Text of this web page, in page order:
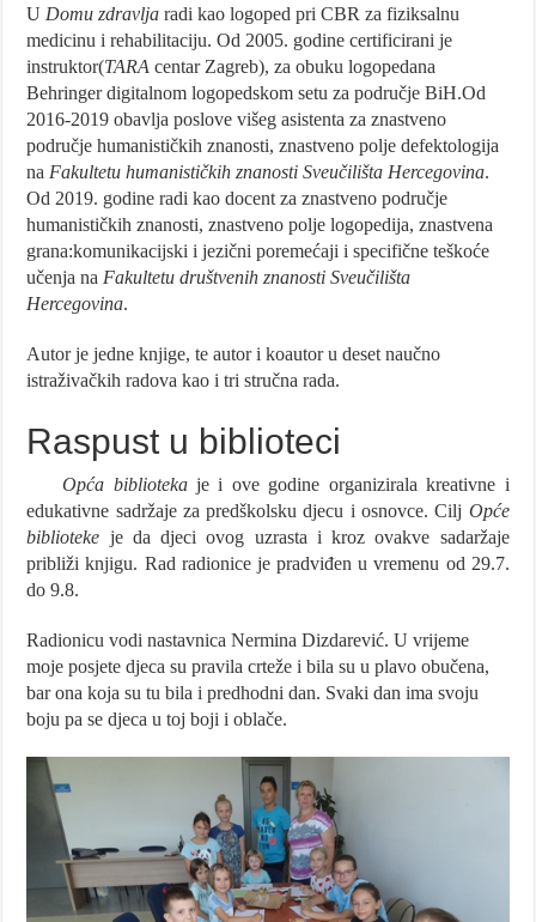
UDomu zdravlja radi kao logoped pri CBR za fiziksalnu
medicinu i rehabilitaciju. Od 2005. godine certificirani je
instruktor(TARA centar Zagreb), za obuku logopedana
Behringer digitalnom logopedskom setu za područje BiH.Od
2016-2019 obavlja poslove višeg asistenta za znastveno
područje humanističkih znanosti, znastveno polje defektologija
naFakultetu humanističkih znanosti Sveučilišta Hercegovina.
Od 2019. godine radi kao docent za znastveno područje
humanističkih znanosti, znastveno polje logopedija, znastvena
grana:komunikacijski i jezični poremećaji i specifične teškoće
učenja naFakultetu društvenih znanosti Sveučilišta
Hercegovina.
Autor je jedne knjige, te autor i koautor u deset naučno
istraživačkih radova kao i tri stručna rada.
Raspust u biblioteci
Opća bibliotekaje i ove godine organizirala kreativne i
edukativne sadržaje za predškolsku djecu i osnovce. Cilj Opće
biblioteke je da djeci ovog uzrasta i kroz ovakve sadaržaje
približi knjigu. Rad radionice je pradviđen u vremenu od 29.7.
do 9.8.
Radionicu vodi nastavnica Nermina Dizdarević. U vrijeme
moje posjete djeca su pravila crteže i bila su u plavo obučena,
bar ona koja su tu bila i predhodni dan. Svaki dan ima svoju
boju pa se djeca u toj boji i oblače.